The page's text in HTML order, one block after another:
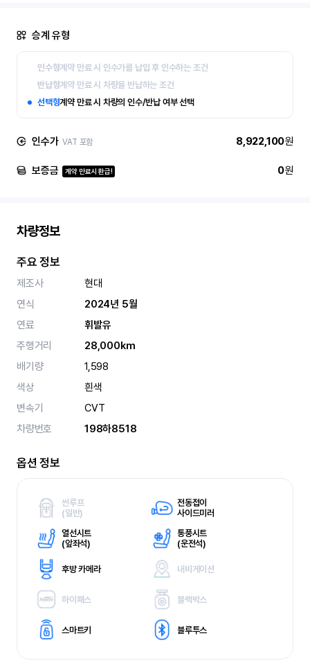
승계 유형
인수형계약 만료 시 인수가를 납입 후 인수하는 조건
반납형계약 만료 시 차량을 반납하는 조건
선택형계약 만료 시 차량의 인수/반납 여부 선택
인수가 VAT 포함 8,922,100원
보증금 계약 만료시 환급! 0원
차량정보
주요 정보
제조사
현대
연식
2024년 5월
연료
휘발유
주행거리
28,000km
배기량
1,598
색상
흰색
변속기
CVT
차량번호
198하8518
옵션 정보
썬루프
(일반)
전동접이
사이드미러
열선시트
(앞좌석)
통풍시트
(운전석)
후방 카메라 내비게이션
하이패스 블랙박스
스마트키 블루투스